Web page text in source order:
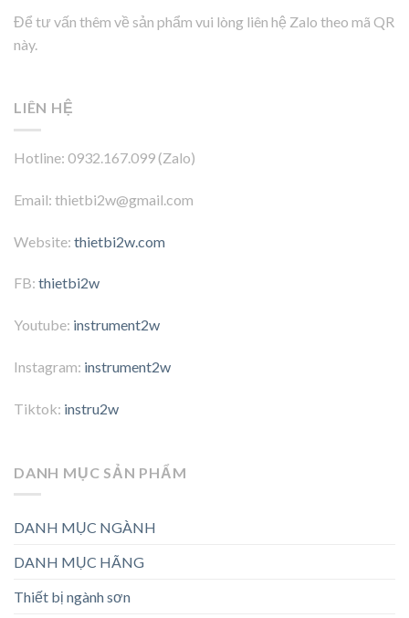
Để tư vấn thêm về sản phẩm vui lòng liên hệ Zalo theo mã QR
này.
LIÊN HỆ
Hotline: 0932.167.099 (Zalo)
Email: thietbi2w@gmail.com
Website: thietbi2w.com
FB: thietbi2w
Youtube: instrument2w
Instagram: instrument2w
Tiktok: instru2w
DANH MỤC SẢN PHẨM
DANH MỤC NGÀNH
DANH MỤC HÃNG
Thiết bị ngành sơn